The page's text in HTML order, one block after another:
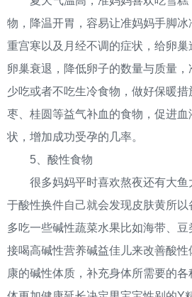
物，降温开胃，容易让准妈妈手脚
重宫寒以及月经不调的症状，给卵
卵巢衰退，降低卵子的数量与质量
少吃或者不吃生冷食物，做好保暖
枣、桂圆等益气补血的食物，促进
状，增加成功受孕的几率。
5、酸性食物
很多妈妈平时喜欢熬夜还有大鱼
于酸性换件自己就会发现皮肤黄所
多吃一些碱性蔬菜水果比如海带、
接喝高碱性营养碱益佳儿来改善酸
康的碱性体质，补充身体所需要的